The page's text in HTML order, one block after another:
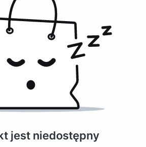
jest niedostępny